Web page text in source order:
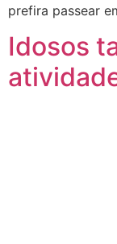
prefira passear
Idosos